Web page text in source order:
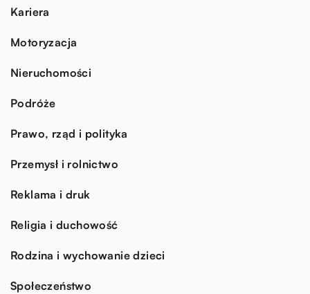
Kariera
Motoryzacja
Nieruchomości
Podróże
Prawo, rząd i polityka
Przemysł i rolnictwo
Reklama i druk
Religia i duchowość
Rodzina i wychowanie dzieci
Społeczeństwo